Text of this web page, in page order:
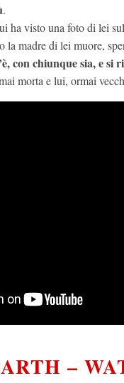
.
ha visto una foto di lei
la madre di lei muore,
con chiunque sia, e
morta e lui, ormai
–